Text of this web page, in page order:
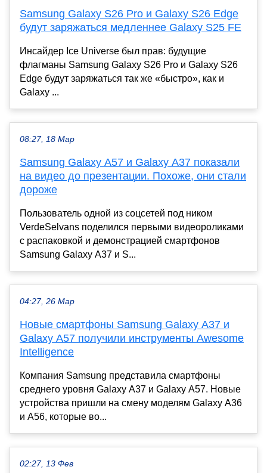
Samsung Galaxy S26 Pro и Galaxy S26 Edge
будут заряжаться медленнее Galaxy S25 FE
Инсайдер Ice Universe был прав: будущие
флагманы Samsung Galaxy S26 Pro и Galaxy S26
Edge будут заряжаться так же «быстро», как и
Galaxy ...
08:27, 18 Мар
Samsung Galaxy A57 и Galaxy A37 показали
на видео до презентации. Похоже, они стали
дороже
Пользователь одной из соцсетей под ником
VerdeSelvans поделился первыми видеороликами
с распаковкой и демонстрацией смартфонов
Samsung Galaxy A37 и S...
04:27, 26 Мар
Новые смартфоны Samsung Galaxy A37 и
Galaxy A57 получили инструменты Awesome
Intelligence
Компания Samsung представила смартфоны
среднего уровня Galaxy A37 и Galaxy A57. Новые
устройства пришли на смену моделям Galaxy A36
и A56, которые во...
02:27, 13 Фев